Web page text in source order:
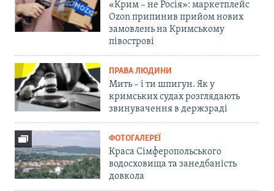
«Крим – не Росія»: маркетплейс
Ozon припинив прийом нових
замовлень на Кримському
півострові
ПРАВА ЛЮДИНИ
Мить – і ти шпигун. Як у
кримських судах розглядають
звинувачення в держзраді
ФОТОГАЛЕРЕЇ
Краса Сімферопольського
водосховища та занедбаність
довкола